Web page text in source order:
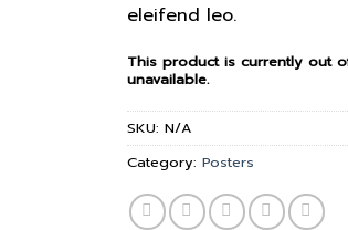
eleifend leo.
This product is currently out
unavailable.
SKU: N/A
Category: Posters